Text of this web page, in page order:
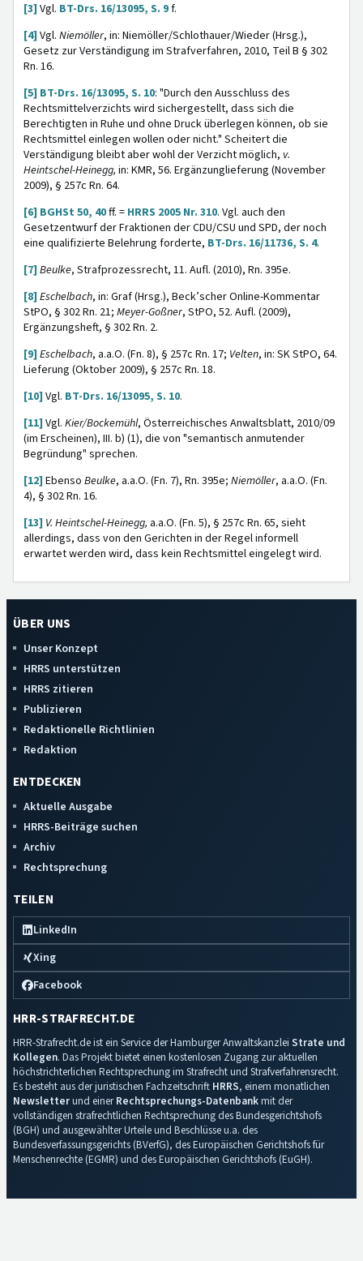
[3] Vgl. BT-Drs. 16/13095, S. 9f.
[4] Vgl. Niemöller, in: Niemöller/Schlothauer/Wieder (Hrsg.),
Gesetz zur Verständigung im Strafverfahren, 2010, Teil B § 302
Rn. 16.
[5] BT-Drs. 16/13095, S. 10: "Durch den Ausschluss des
Rechtsmittelverzichts wird sichergestellt, dass sich die
Berechtigten in Ruhe und ohne Druck überlegen können, ob sie
Rechtsmittel einlegen wollen oder nicht." Scheitert die
Verständigung bleibt aber wohl der Verzicht möglich, v.
Heintschel-Heinegg, in: KMR, 56. Ergänzunglieferung (November
2009), § 257c Rn. 64.
[6] BGHSt 50, 40ff. = HRRS 2005 Nr. 310. Vgl. auch den
Gesetzentwurf der Fraktionen der CDU/CSU und SPD, der noch
eine qualifizierte Belehrung forderte, BT-Drs. 16/11736, S. 4.
[7] Beulke, Strafprozessrecht, 11. Aufl. (2010), Rn. 395e.
[8] Eschelbach, in: Graf (Hrsg.), Beck’scher Online-Kommentar
StPO, § 302 Rn. 21; Meyer-Goßner, StPO, 52. Aufl. (2009),
Ergänzungsheft, § 302 Rn. 2.
[9] Eschelbach, a.a.O. (Fn. 8), § 257c Rn. 17; Velten, in: SK StPO, 64.
Lieferung (Oktober 2009), § 257c Rn. 18.
[10] Vgl. BT-Drs. 16/13095, S. 10.
[11] Vgl. Kier/Bockemühl, Österreichisches Anwaltsblatt, 2010/09
(im Erscheinen), III. b) (1), die von "semantisch anmutender
Begründung" sprechen.
[12] Ebenso Beulke, a.a.O. (Fn. 7), Rn. 395e; Niemöller, a.a.O. (Fn.
4), § 302 Rn. 16.
[13] V. Heintschel-Heinegg, a.a.O. (Fn. 5), § 257c Rn. 65, sieht
allerdings, dass von den Gerichten in der Regel informell
erwartet werden wird, dass kein Rechtsmittel eingelegt wird.
ÜBER UNS
Unser Konzept
HRRS unterstützen
HRRS zitieren
Publizieren
Redaktionelle Richtlinien
Redaktion
ENTDECKEN
Aktuelle Ausgabe
HRRS-Beiträge suchen
Archiv
Rechtsprechung
TEILEN
LinkedIn
Xing
Facebook
HRR-STRAFRECHT.DE
HRR-Strafrecht.de ist ein Service der Hamburger Anwaltskanzlei Strate und
Kollegen. Das Projekt bietet einen kostenlosen Zugang zur aktuellen
höchstrichterlichen Rechtsprechung im Strafrecht und Strafverfahrensrecht.
Es besteht aus der juristischen Fachzeitschrift HRRS, einem monatlichen
Newsletterund einerRechtsprechungs-Datenbankmit der
vollständigen strafrechtlichen Rechtsprechung des Bundesgerichtshofs
(BGH) und ausgewählter Urteile und Beschlüsse u.a. des
Bundesverfassungsgerichts (BVerfG), des Europäischen Gerichtshofs für
Menschenrechte (EGMR) und des Europäischen Gerichtshofs (EuGH).